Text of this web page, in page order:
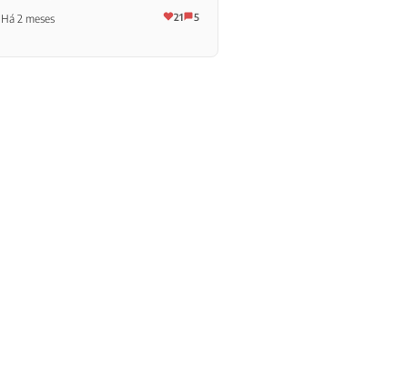
Há 2 meses 21 5